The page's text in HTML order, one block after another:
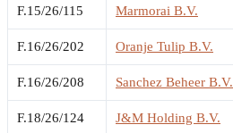
F.15/26/115 Marmorai B.V.
F.16/26/202 Oranje Tulip B.V.
F.16/26/208 Sanchez Beheer B.V.
F.18/26/124 J&M Holding B.V.